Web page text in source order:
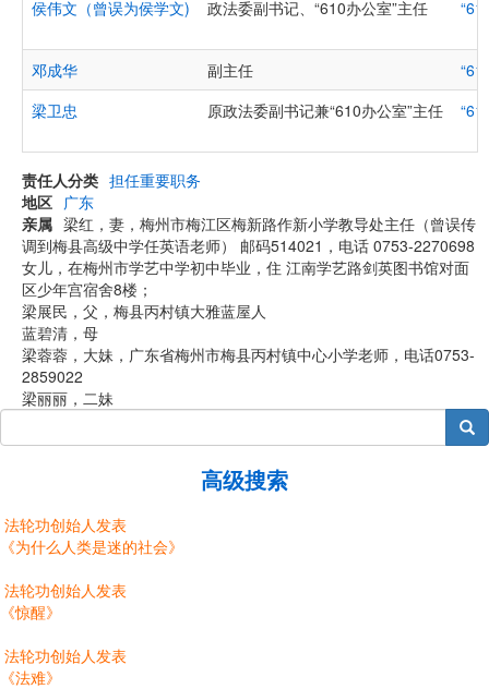
侯伟文（曾误为侯学文) 政法委副书记、“610办公室”主任
邓成华 副主任
梁卫忠
原政法委副书记兼“610办公室”主任
责任人分类 担任重要职务
地区 广东
亲属 梁红，妻，梅州市梅江区梅新路作新小学教导处主任（曾误传
调到梅县高级中学任英语老师） 邮码514021，电话 0753-2270698
女儿，在梅州市学艺中学初中毕业，住 江南学艺路剑英图书馆对面
区少年宫宿舍8楼；
梁展民，父，梅县丙村镇大雅蓝屋人
蓝碧清，母
梁蓉蓉，大妹，广东省梅州市梅县丙村镇中心小学老师，电话0753-
2859022
梁丽丽，二妹
搜索
高级搜索
法轮功创始人发表
《为什么人类是迷的社会》
法轮功创始人发表
《惊醒》
法轮功创始人发表
《法难》